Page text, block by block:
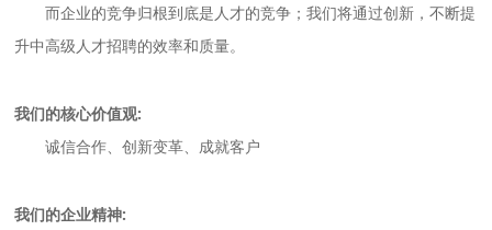
而企业的竞争归根到底是人才的竞争；我们将通过创新，不断提
升中高级人才招聘的效率和质量。
我们的核心价值观:
诚信合作、创新变革、成就客户
我们的企业精神: